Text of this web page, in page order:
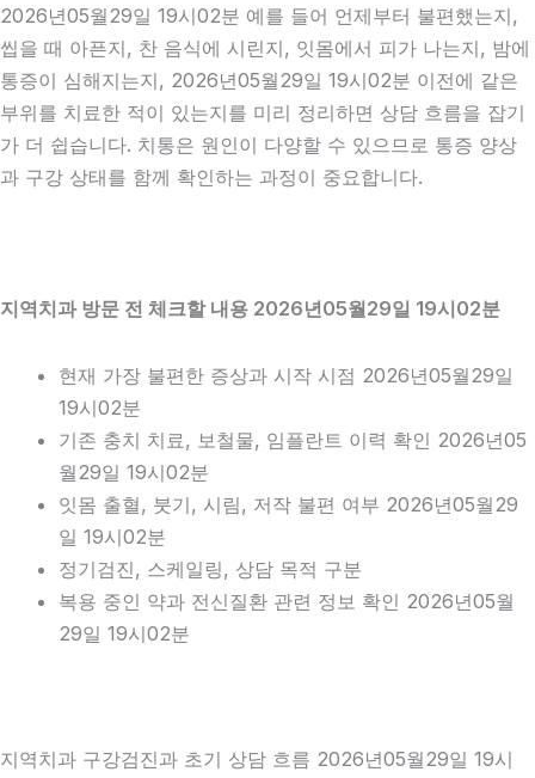
2026년05월29일 19시02분 예를 들어 언제부터 불편했는지,
씹을 때 아픈지, 찬 음식에 시린지, 잇몸에서 피가 나는지, 밤에
통증이 심해지는지, 2026년05월29일 19시02분 이전에 같은
부위를 치료한 적이 있는지를 미리 정리하면 상담 흐름을 잡기
가 더 쉽습니다. 치통은 원인이 다양할 수 있으므로 통증 양상
과 구강 상태를 함께 확인하는 과정이 중요합니다.
지역치과 방문 전 체크할 내용 2026년05월29일 19시02분
현재 가장 불편한 증상과 시작 시점 2026년05월29일
19시02분
기존 충치 치료, 보철물, 임플란트 이력 확인 2026년05
월29일 19시02분
잇몸 출혈, 붓기, 시림, 저작 불편 여부 2026년05월29
일 19시02분
정기검진, 스케일링, 상담 목적 구분
복용 중인 약과 전신질환 관련 정보 확인 2026년05월
29일 19시02분
지역치과 구강검진과 초기 상담 흐름 2026년05월29일 19시